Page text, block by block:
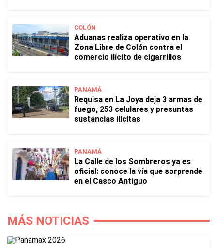
COLÓN
Aduanas realiza operativo en la
Zona Libre de Colón contra el
comercio ilícito de cigarrillos
PANAMÁ
Requisa en La Joya deja 3 armas de
fuego, 253 celulares y presuntas
sustancias ilícitas
PANAMÁ
La Calle de los Sombreros ya es
oficial: conoce la vía que sorprende
en el Casco Antiguo
MÁS NOTICIAS